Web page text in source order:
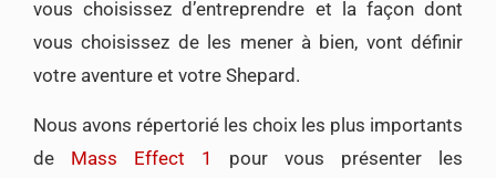
vous choisissez d’entreprendre et la façon dont
vous choisissez de les mener à bien, vont définir
votre aventure et votre Shepard.
Nous avons répertorié les choix les plus importants
de Mass Effect 1
pour vous présenter les